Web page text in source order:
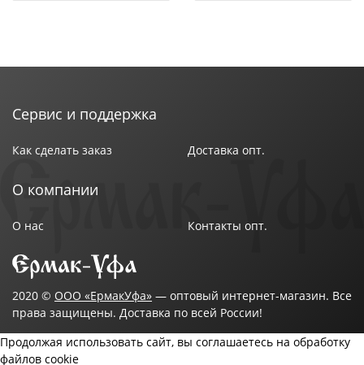
Сервис и поддержка
Как сделать заказ Доставка опт.
О компании
О нас Контакты опт.
2020 © ООО «ЕрмакУфа» — оптовый интернет-магазин. Все
права защищены. Доставка по всей России!
Продолжая использовать сайт, вы соглашаетесь на обработку
файлов cookie